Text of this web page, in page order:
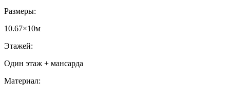
Размеры:
10.67×10м
Этажей:
Один этаж + мансарда
Материал: